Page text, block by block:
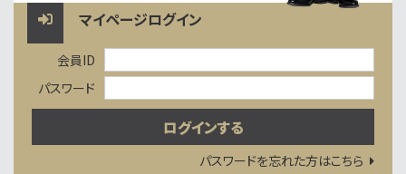
マイページログイン
会員ID
パスワード
パスワードを忘れた方はこちら